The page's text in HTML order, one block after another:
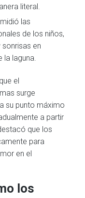
literal.
las
de los niños,
en
laguna.
el
surge
su punto máximo
a partir
que los
para
en el
los